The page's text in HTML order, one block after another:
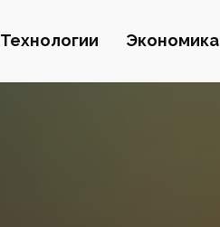
Технологии Экономика